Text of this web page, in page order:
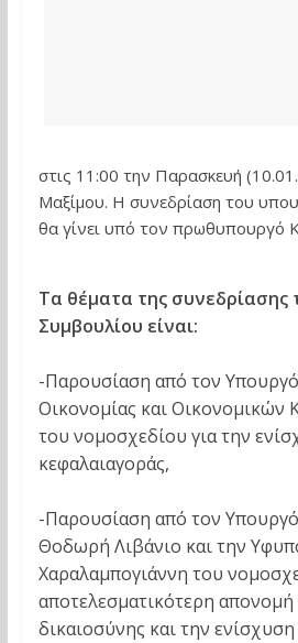
στις 11:00 την Παρασκευή
Μαξίμου. Η συνεδρίαση του
θα γίνει υπό τον πρωθυπουργό
Τα θέματα της συνεδρίασης
Συμβουλίου είναι:
-Παρουσίαση από τον
Οικονομίας και Οικονομικών
του νομοσχεδίου για την
κεφαλαιαγοράς,
-Παρουσίαση από τον
Θοδωρή Λιβάνιο και την
Χαραλαμπογιάννη του
αποτελεσματικότερη απονομή
δικαιοσύνης και την